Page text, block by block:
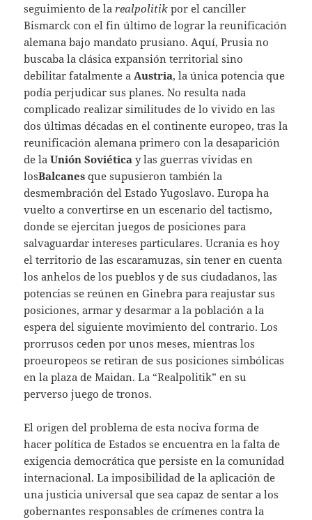
seguimiento de larealpolitik por el canciller
Bismarck con el fin último de lograr la reunificación
alemana bajo mandato prusiano. Aquí, Prusia no
buscaba la clásica expansión territorial sino
debilitar fatalmente aAustria, la única potencia que
podía perjudicar sus planes. No resulta nada
complicado realizar similitudes de lo vivido en las
dos últimas décadas en el continente europeo, tras la
reunificación alemana primero con la desaparición
de laUnión Soviética y las guerras vividas en
losBalcanes que supusieron también la
desmembración del Estado Yugoslavo. Europa ha
vuelto a convertirse en un escenario del tactismo,
donde se ejercitan juegos de posiciones para
salvaguardar intereses particulares. Ucrania es hoy
el territorio de las escaramuzas, sin tener en cuenta
los anhelos de los pueblos y de sus ciudadanos, las
potencias se reúnen en Ginebra para reajustar sus
posiciones, armar y desarmar a la población a la
espera del siguiente movimiento del contrario. Los
prorrusos ceden por unos meses, mientras los
proeuropeos se retiran de sus posiciones simbólicas
en la plaza de Maidan. La “Realpolitik” en su
perverso juego de tronos.
El origen del problema de esta nociva forma de
hacer política de Estados se encuentra en la falta de
exigencia democrática que persiste en la comunidad
internacional. La imposibilidad de la aplicación de
una justicia universal que sea capaz de sentar a los
gobernantes responsables de crímenes contra la